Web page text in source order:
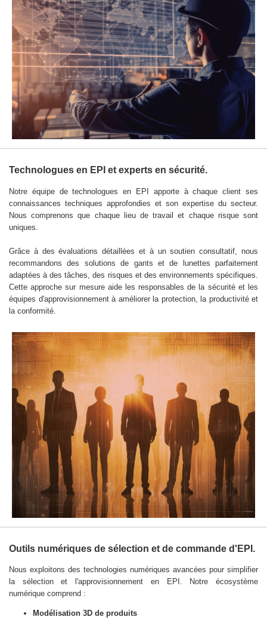
Technologues en EPI et experts en sécurité.
Notre équipe de technologues en EPI apporte à chaque client ses
connaissances techniques approfondies et son expertise du secteur.
Nous comprenons que chaque lieu de travail et chaque risque sont
uniques.
Grâce à des évaluations détaillées et à un soutien consultatif, nous
recommandons des solutions de gants et de lunettes parfaitement
adaptées à des tâches, des risques et des environnements spécifiques.
Cette approche sur mesure aide les responsables de la sécurité et les
équipes d'approvisionnement à améliorer la protection, la productivité et
la conformité.
Outils numériques de sélection et de commande d'EPI.
Nous exploitons des technologies numériques avancées pour simplifier
la sélection et l'approvisionnement en EPI. Notre écosystème
numérique comprend :
Modélisation 3D de produits